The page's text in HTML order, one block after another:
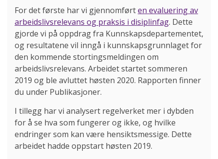
For det første har vi gjennomførten evaluering av
arbeidslivsrelevans og praksis i disiplinfag. Dette
gjorde vi på oppdrag fra Kunnskapsdepartementet,
og resultatene vil inngå i kunnskapsgrunnlaget for
den kommende stortingsmeldingen om
arbeidslivsrelevans. Arbeidet startet sommeren
2019 og ble avluttet høsten 2020. Rapporten finner
du under Publikasjoner.
I tillegg har vi analysert regelverket mer i dybden
for å se hva som fungerer og ikke, og hvilke
endringer som kan være hensiktsmessige. Dette
arbeidet hadde oppstart høsten 2019.